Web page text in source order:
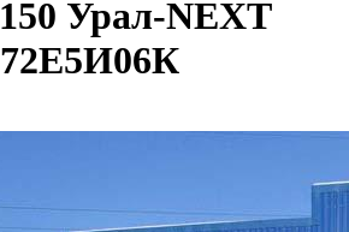
Урал-NEXT
72Е5И06К